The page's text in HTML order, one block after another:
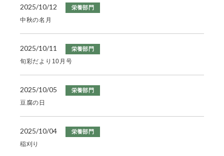
2025/10/12 栄養部門
中秋の名月
2025/10/11 栄養部門
旬彩だより10月号
2025/10/05 栄養部門
豆腐の日
2025/10/04 栄養部門
稲刈り